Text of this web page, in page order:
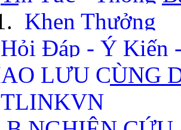
Khen Thưởng
Hỏi Đáp - Ý Kiến
LƯU CÙNG
TLINKVN